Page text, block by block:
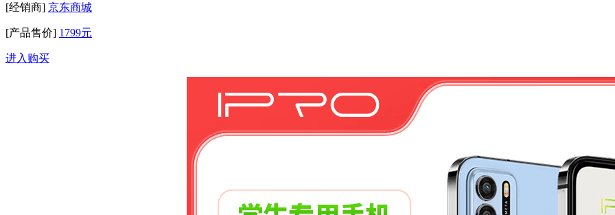
[经销商] 京东商城
[产品售价] 1799元
进入购买